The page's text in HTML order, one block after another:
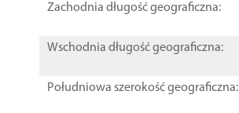
Zachodnia długość geograficzna:
Wschodnia długość geograficzna:
Południowa szerokość geograficzna: